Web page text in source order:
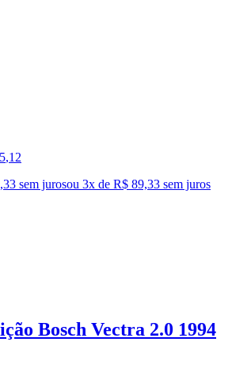
,12
sem jurosou 3x de R$ 89,33 sem juros
Bosch Vectra 2.0 1994